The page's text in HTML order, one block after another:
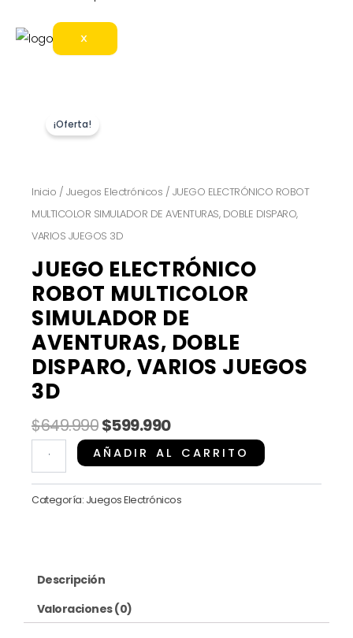
X
¡Oferta!
Inicio / Juegos Electrónicos / JUEGO ELECTRÓNICO ROBOT
MULTICOLOR SIMULADOR DE AVENTURAS, DOBLE DISPARO,
VARIOS JUEGOS 3D
JUEGO ELECTRÓNICO
ROBOT MULTICOLOR
SIMULADOR DE
AVENTURAS, DOBLE
DISPARO, VARIOS JUEGOS
3D
$649.990El
precio
original
era:
$649.990.
$599.990El
precio
actual
es:
ELECTRÓNICO
ROBOT
AVENTURAS,
DOBLE
DISPARO,
AÑADIR AL CARRITO
Categoría: Juegos Electrónicos
Descripción
Valoraciones (0)